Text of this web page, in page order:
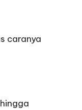
caranya